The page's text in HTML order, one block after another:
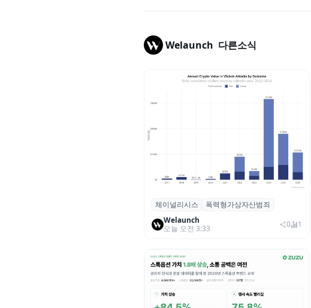
Welaunch 다른소식
체이널리시스 “가상자산 보유자 대상 폭
력 범죄 증가…상반기 탈취액 3000만 달
러 돌파
체이널리시스
폭력형가상자산범죄
Welaunch
오늘 오전 3:33
0 1